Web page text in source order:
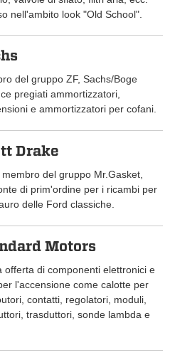
nell'ambito look "Old School".
del gruppo ZF, Sachs/Boge
pregiati ammortizzatori,
e ammortizzatori per cofani.
Drake
del gruppo Mr.Gasket,
di prim'ordine per i ricambi per
delle Ford classiche.
Motors
offerta di componenti elettronici e
l'accensione come calotte per
contatti, regolatori, moduli,
trasduttori, sonde lambda e